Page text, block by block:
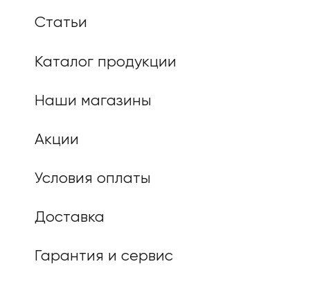
Статьи
Каталог продукции
Наши магазины
Акции
Условия оплаты
Доставка
Гарантия и сервис